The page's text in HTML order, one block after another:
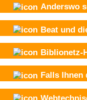
Anderswo
Beat und
Biblionetz-
Falls Ihnen